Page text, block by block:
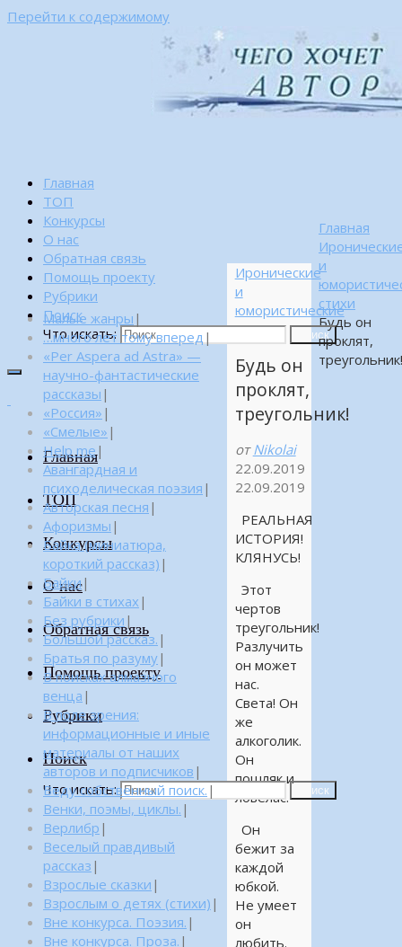
Перейти к содержимому
Главная
ТОП
Конкурсы
О нас
Обратная связь
Помощь проекту
Рубрики
Поиск
Что искать:
Поиск
Главная
ТОП
Конкурсы
О нас
Обратная связь
Помощь проекту
Рубрики
Поиск
Что искать: Поиск
Главная
и
стихи
Будь он
проклят,
Иронические
и
юмористические
стихи
Будь он
проклят,
треугольник!
от Nikolai
22.09.2019
22.09.2019
РЕАЛЬНАЯ
ИСТОРИЯ!
КЛЯНУСЬ!
Этот
чертов
треугольник!
Разлучить
он может
нас.
Света! Он
же
алкоголик.
Он
пошляк и
ловелас.
Он
бежит за
каждой
юбкой.
Не умеет
он
любить.
Малые жанры |
…много лет тому вперед |
«Per Aspera ad Astra» —
научно-фантастические
рассказы |
«Россия» |
«Смелые» |
Help me|
Авангардная и
психоделическая поэзия |
Авторская песня |
Афоризмы |
Байка (миниатюра,
короткий рассказ) |
Байки|
Байки в стихах |
Без рубрики |
Большой рассказ. |
Братья по разуму|
В поисках алмазного
венца |
В поле зрения:
информационные и иные
материалы от наших
авторов и подписчиков |
Веду собственный поиск. |
Венки, поэмы, циклы. |
Верлибр |
Веселый правдивый
рассказ |
Взрослые сказки |
Взрослым о детях (стихи) |
Вне конкурса. Поэзия. |
Вне конкурса. Проза. |